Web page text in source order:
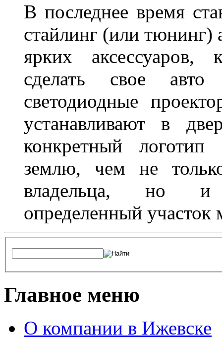
В последнее время
стайлинг (или тюнинг)
ярких аксессуаров,
сделать свое
светодиодные
устанавливают в
конкретный логотип
землю, чем не
владельца, но и
определенный участок
Главное меню
О компании в Ижевске